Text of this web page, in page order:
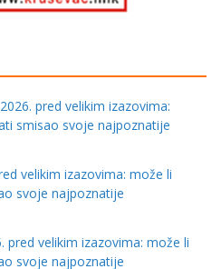
pred velikim izazovima:
smisao svoje najpoznatije
velikim izazovima: može li
svoje najpoznatije
pred velikim izazovima: može li
svoje najpoznatije